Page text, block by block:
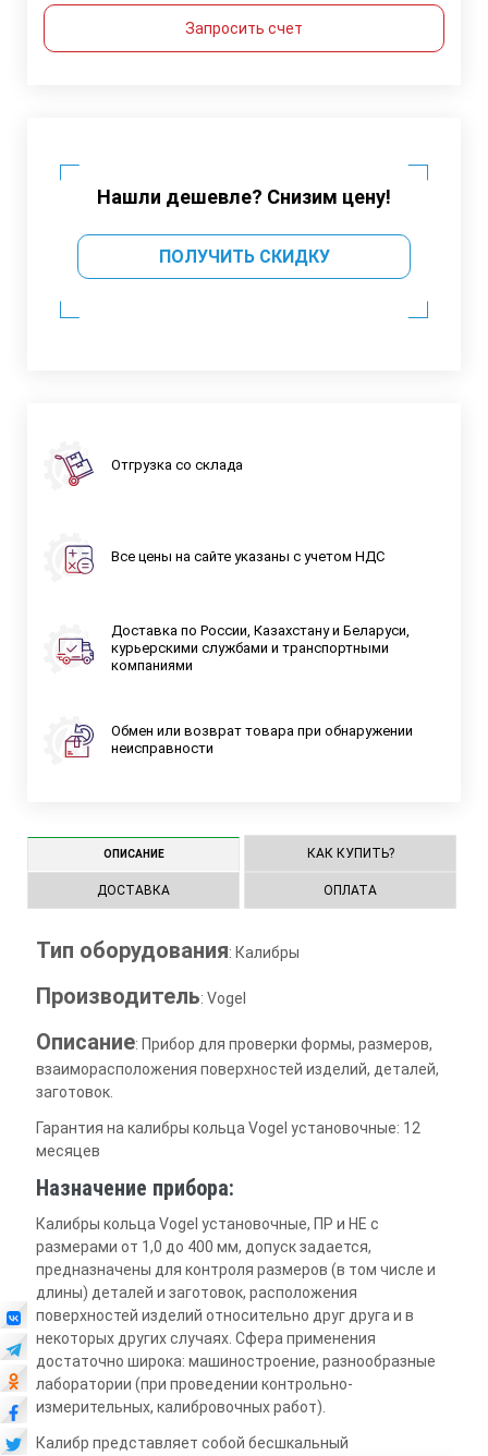
Запросить счет
Нашли дешевле? Снизим цену!
ПОЛУЧИТЬ СКИДКУ
Отгрузка со склада
Все цены на сайте указаны с учетом НДС
Доставка по России, Казахстану и Беларуси,
курьерскими службами и транспортными
компаниями
Обмен или возврат товара при обнаружении
неисправности
ОПИСАНИЕ КАК КУПИТЬ?
ДОСТАВКА ОПЛАТА
Тип оборудования: Калибры
Производитель: Vogel
Описание: Прибор для проверки формы, размеров,
взаиморасположения поверхностей изделий, деталей,
заготовок.
Гарантия на калибры кольца Vogel установочные: 12
месяцев
Назначение прибора:
Калибры кольца Vogel установочные, ПР и НЕ с
размерами от 1,0 до 400 мм, допуск задается,
предназначены для контроля размеров (в том числе и
длины) деталей и заготовок, расположения
поверхностей изделий относительно друг друга и в
некоторых других случаях. Сфера применения
достаточно широка: машиностроение, разнообразные
лаборатории (при проведении контрольно-
измерительных, калибровочных работ).
Калибр представляет собой бесшкальный